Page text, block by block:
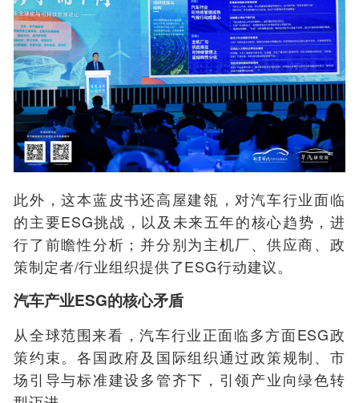
此外，这本蓝皮书还高屋建瓴，对汽车行业面临
的主要ESG挑战，以及未来五年的核心趋势，进
行了前瞻性分析；并分别为主机厂、供应商、政
策制定者/行业组织提供了ESG行动建议。
汽车产业ESG的核心矛盾
从全球范围来看，汽车行业正面临多方面ESG政
策约束。各国政府及国际组织通过政策规制、市
场引导与标准建设多管齐下，引领产业向绿色转